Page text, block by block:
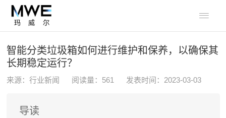

智能分类垃圾箱如何进行维护和保养，以确保其
长期稳定运行？
来源：行业新闻 阅读量： 561 发表时间：2023-03-03
导读